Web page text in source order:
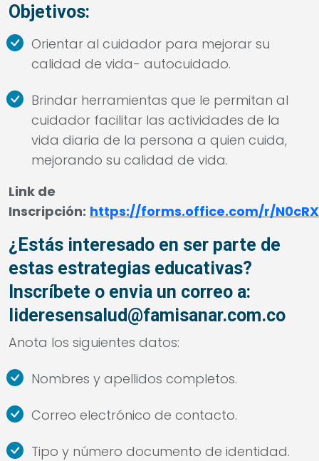
Objetivos:
Orientar al cuidador para mejorar su
calidad de vida- autocuidado.
Brindar herramientas que le permitan al
cuidador facilitar las actividades de la
vida diaria de la persona a quien cuida,
mejorando su calidad de vida.
Link de
Inscripción: https://forms.office.com/r/
¿Estás interesado en ser parte de
estas estrategias educativas?
Inscríbete o envia un correo a:
lideresensalud@famisanar.com.co
Anota los siguientes datos:
Nombres y apellidos completos.
Correo electrónico de contacto.
Tipo y número documento de identidad.